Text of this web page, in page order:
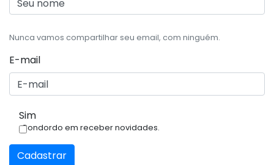
Nunca vamos compartilhar seu email, com ninguém.
E-mail
Sim
Condordo em receber novidades.
Cadastrar